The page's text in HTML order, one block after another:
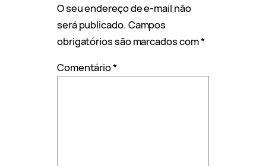
O seu endereço de e-mail não
será publicado. Campos
obrigatórios são marcados com*
Comentário*